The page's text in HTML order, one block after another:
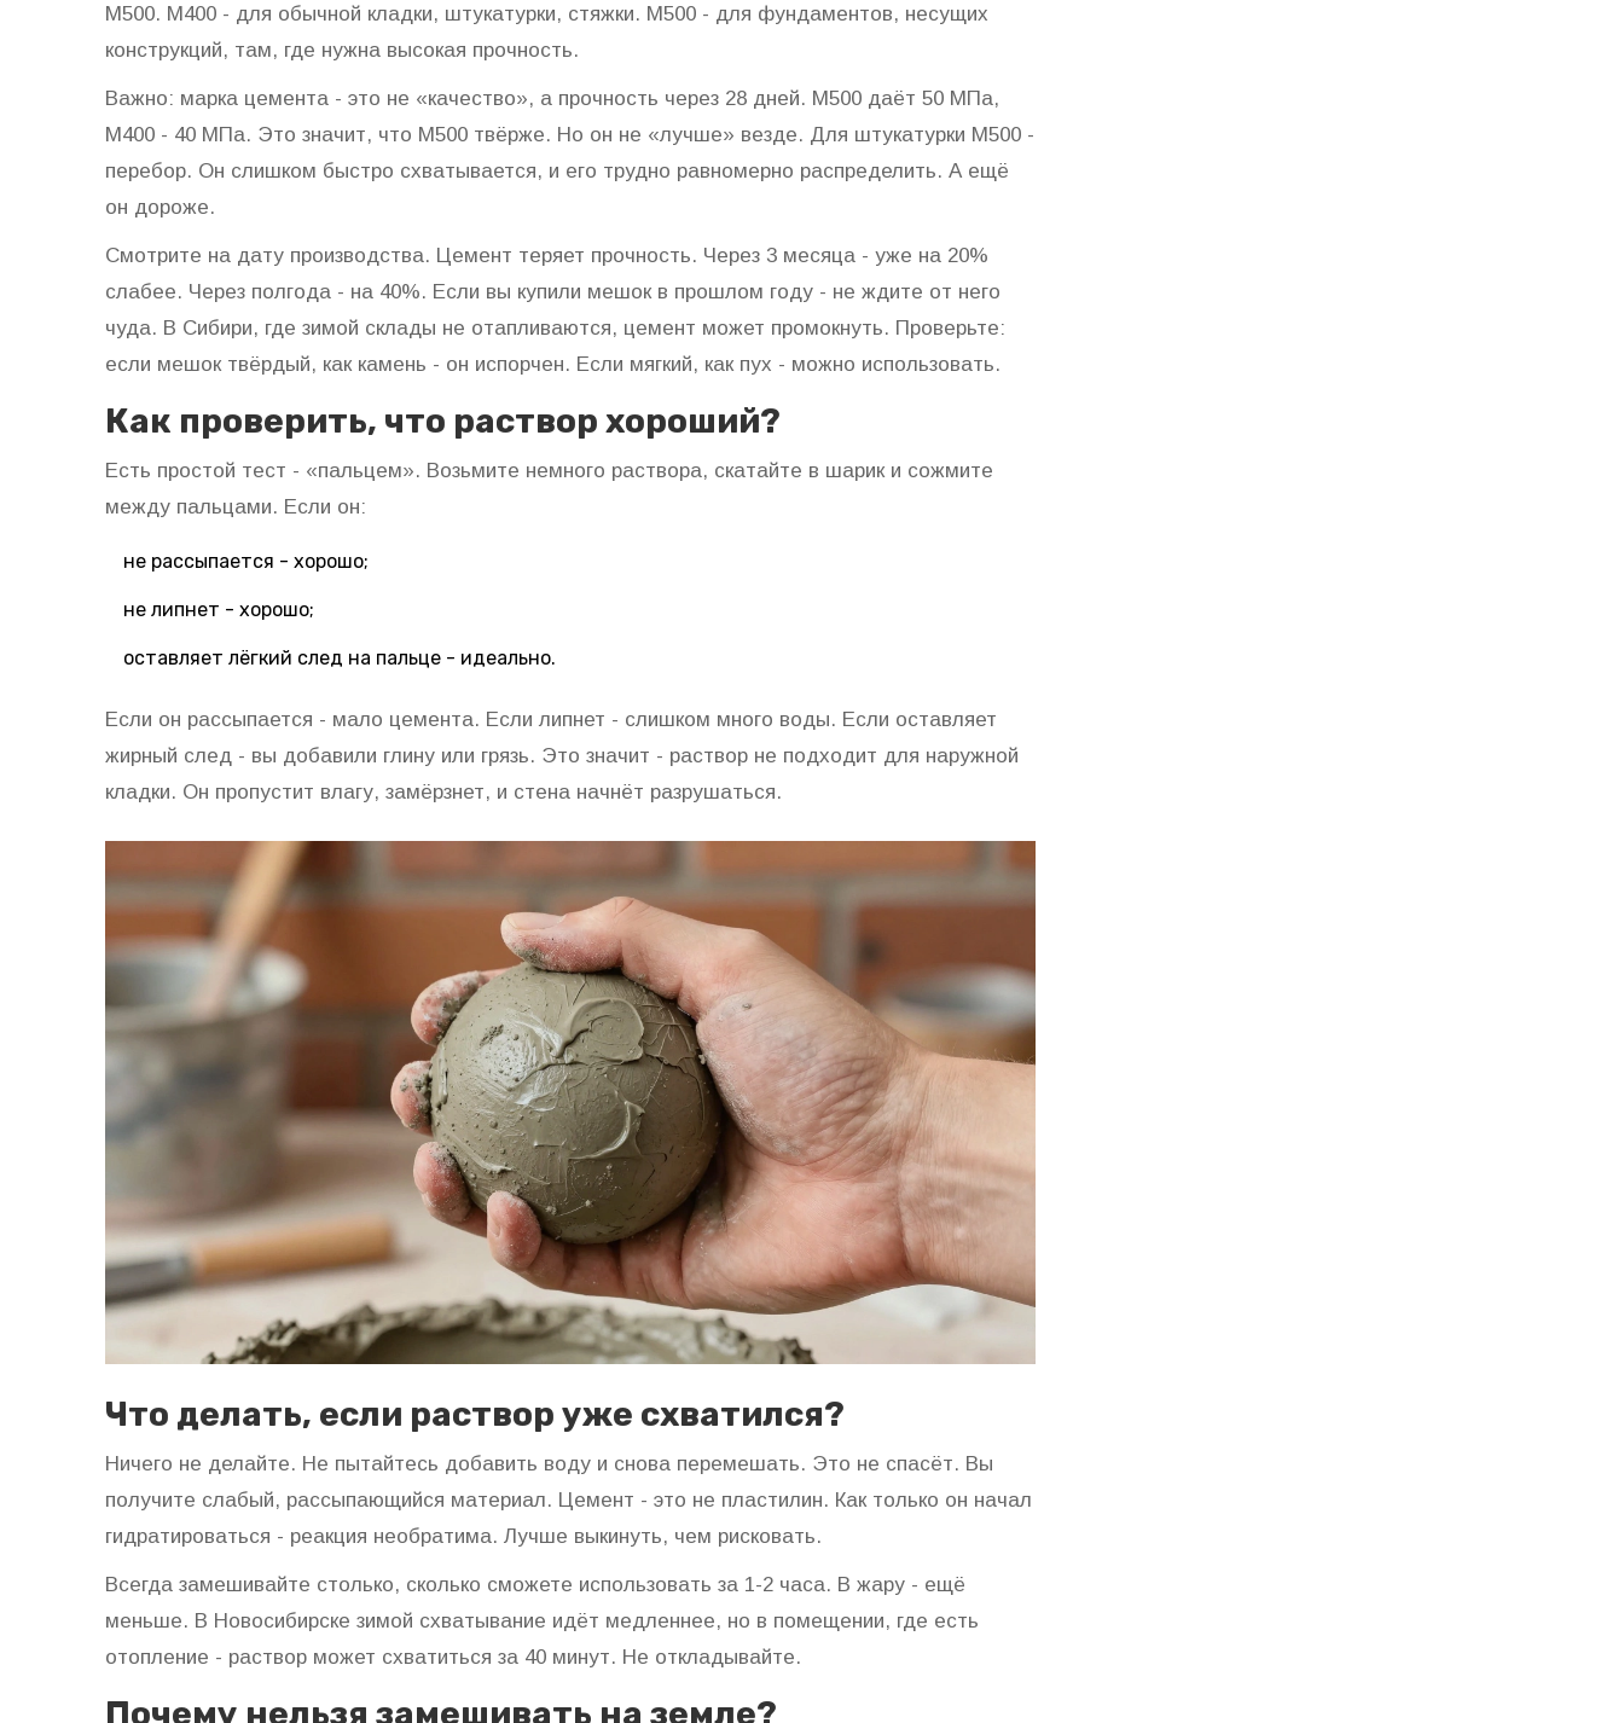
М500. М400 - для обычной кладки, штукатурки, стяжки. М500 - для фундаментов, несущих
конструкций, там, где нужна высокая прочность.
Важно: марка цемента - это не «качество», а прочность через 28 дней. М500 даёт 50 МПа,
М400 - 40 МПа. Это значит, что М500 твёрже. Но он не «лучше» везде. Для штукатурки М500 -
перебор. Он слишком быстро схватывается, и его трудно равномерно распределить. А ещё
он дороже.
Смотрите на дату производства. Цемент теряет прочность. Через 3 месяца - уже на 20%
слабее. Через полгода - на 40%. Если вы купили мешок в прошлом году - не ждите от него
чуда. В Сибири, где зимой склады не отапливаются, цемент может промокнуть. Проверьте:
если мешок твёрдый, как камень - он испорчен. Если мягкий, как пух - можно использовать.
Как проверить, что раствор хороший?
Есть простой тест - «пальцем». Возьмите немного раствора, скатайте в шарик и сожмите
между пальцами. Если он:
не рассыпается - хорошо;
не липнет - хорошо;
оставляет лёгкий след на пальце - идеально.
Если он рассыпается - мало цемента. Если липнет - слишком много воды. Если оставляет
жирный след - вы добавили глину или грязь. Это значит - раствор не подходит для наружной
кладки. Он пропустит влагу, замёрзнет, и стена начнёт разрушаться.
Что делать, если раствор уже схватился?
Ничего не делайте. Не пытайтесь добавить воду и снова перемешать. Это не спасёт. Вы
получите слабый, рассыпающийся материал. Цемент - это не пластилин. Как только он начал
гидратироваться - реакция необратима. Лучше выкинуть, чем рисковать.
Всегда замешивайте столько, сколько сможете использовать за 1-2 часа. В жару - ещё
меньше. В Новосибирске зимой схватывание идёт медленнее, но в помещении, где есть
отопление - раствор может схватиться за 40 минут. Не откладывайте.
Почему нельзя замешивать на земле?